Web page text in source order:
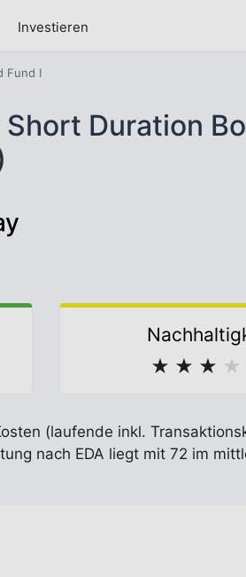
Investieren
Fund I
Duration
★ ★ ★ ★
(laufende inkl.
nach EDA liegt mit 72 im